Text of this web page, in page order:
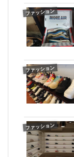
ファッション
ファッション
ファッション